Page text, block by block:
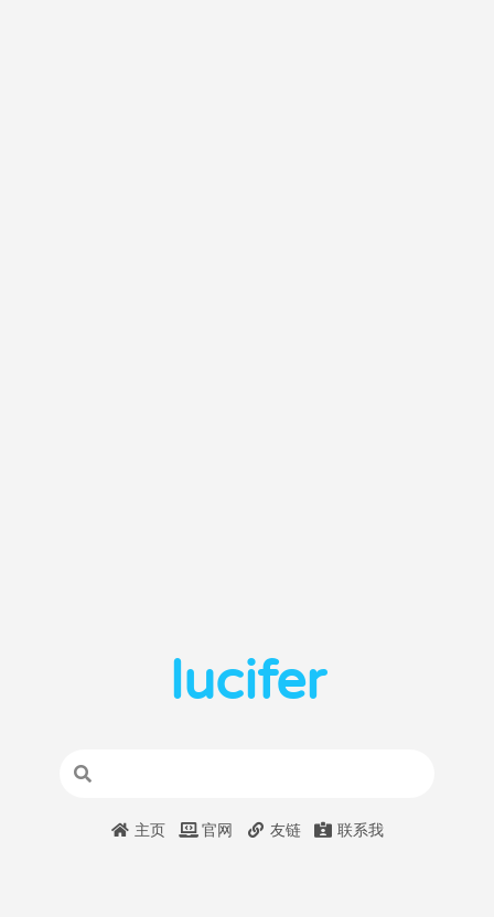
lucifer
主页 官网 友链 联系我